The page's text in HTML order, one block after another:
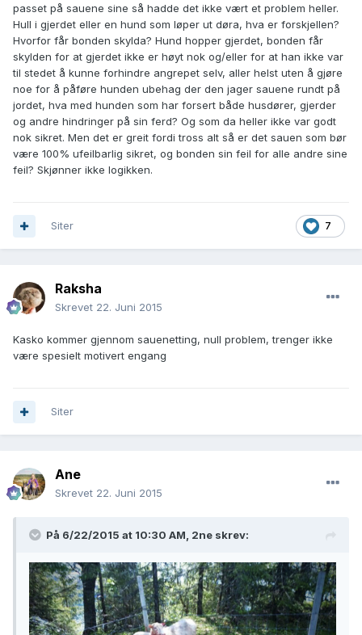
passet på sauene sine så hadde det ikke vært et problem heller.
Hull i gjerdet eller en hund som løper ut døra, hva er forskjellen?
Hvorfor får bonden skylda? Hund hopper gjerdet, bonden får
skylden for at gjerdet ikke er høyt nok og/eller for at han ikke var
til stedet å kunne forhindre angrepet selv, aller helst uten å gjøre
noe for å påføre hunden ubehag der den jager sauene rundt på
jordet, hva med hunden som har forsert både husdører, gjerder
og andre hindringer på sin ferd? Og som da heller ikke var godt
nok sikret. Men det er greit fordi tross alt så er det sauen som bør
være 100% ufeilbarlig sikret, og bonden sin feil for alle andre sine
feil? Skjønner ikke logikken.
7
Siter
Raksha
Skrevet 22. Juni 2015
Kasko kommer gjennom sauenetting, null problem, trenger ikke
være spesielt motivert engang
Siter
Ane
Skrevet 22. Juni 2015
På 6/22/2015 at 10:30 AM, 2ne skrev: